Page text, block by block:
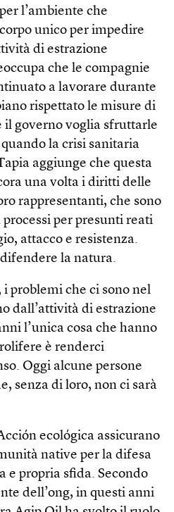
l’ambiente che
unico per impedire
di estrazione
che le compagnie
a lavorare durante
rispettato le misure di
il governo voglia sfruttarle
la crisi sanitaria
aggiunge che questa
una volta i diritti delle
rappresentanti, che sono
per presunti reati
attacco e resistenza.
la natura.
i problemi che ci sono nel
dall’attività di estrazione
l’unica cosa che hanno
è renderci
Oggi alcune persone
senza di loro, non ci sarà
ecológica assicurano
native per la difesa
e propria sfida. Secondo
dell’ong, in questi anni